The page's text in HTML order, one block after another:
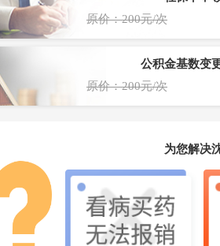
原价：200元/次
公积金基数变
原价：200元/次
为您解决